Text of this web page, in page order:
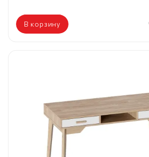
В корзину